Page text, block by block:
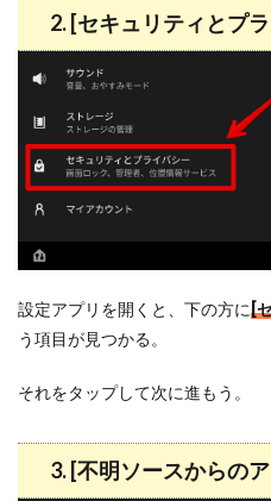
2. [セキュリティとプ
設定アプリを開くと、下の方に[
う項目が見つかる。
それをタップして次に進もう。
3. [不明ソースからの